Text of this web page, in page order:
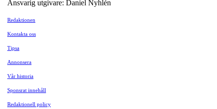
Ansvarig utgivare: Daniel Nyhlén
Redaktionen
Kontakta oss
Tipsa
Annonsera
Vår historia
Sponsrat innehåll
Redaktionell policy